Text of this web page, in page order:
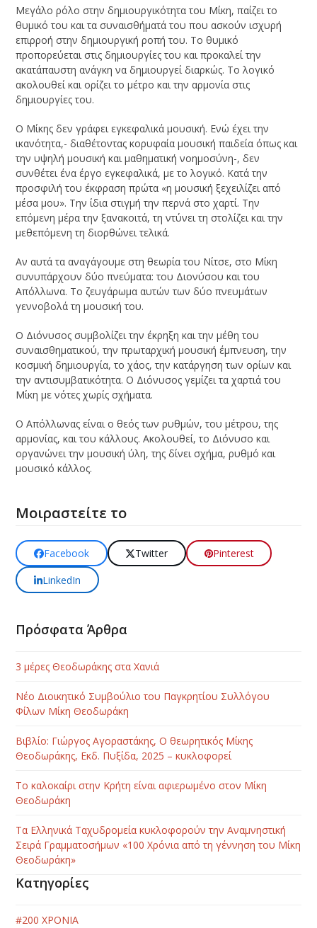
Μεγάλο ρόλο στην δημιουργικότητα του Μίκη, παίζει το
θυμικό του και τα συναισθήματά του που ασκούν ισχυρή
επιρροή στην δημιουργική ροπή του. Το θυμικό
προπορεύεται στις δημιουργίες του και προκαλεί την
ακατάπαυστη ανάγκη να δημιουργεί διαρκώς. Το λογικό
ακολουθεί και ορίζει το μέτρο και την αρμονία στις
δημιουργίες του.
Ο Μίκης δεν γράφει εγκεφαλικά μουσική. Ενώ έχει την
ικανότητα,- διαθέτοντας κορυφαία μουσική παιδεία όπως και
την υψηλή μουσική και μαθηματική νοημοσύνη-, δεν
συνθέτει ένα έργο εγκεφαλικά, με το λογικό. Κατά την
προσφιλή του έκφραση πρώτα «η μουσική ξεχειλίζει από
μέσα μου». Την ίδια στιγμή την περνά στο χαρτί. Την
επόμενη μέρα την ξανακοιτά, τη ντύνει τη στολίζει και την
μεθεπόμενη τη διορθώνει τελικά.
Αν αυτά τα αναγάγουμε στη θεωρία του Νίτσε, στο Μίκη
συνυπάρχουν δύο πνεύματα: του Διονύσου και του
Απόλλωνα. Το ζευγάρωμα αυτών των δύο πνευμάτων
γεννοβολά τη μουσική του.
Ο Διόνυσος συμβολίζει την έκρηξη και την μέθη του
συναισθηματικού, την πρωταρχική μουσική έμπνευση, την
κοσμική δημιουργία, το χάος, την κατάργηση των ορίων και
την αντισυμβατικότητα. Ο Διόνυσος γεμίζει τα χαρτιά του
Μίκη με νότες χωρίς σχήματα.
Ο Απόλλωνας είναι ο θεός των ρυθμών, του μέτρου, της
αρμονίας, και του κάλλους. Ακολουθεί, το Διόνυσο και
οργανώνει την μουσική ύλη, της δίνει σχήμα, ρυθμό και
μουσικό κάλλος.
Μοιραστείτε το
Facebook Twitter
Pinterest
LinkedIn
Πρόσφατα Άρθρα
3 μέρες Θεοδωράκης στα Χανιά
Νέο Διοικητικό Συμβούλιο του Παγκρητίου Συλλόγου
Φίλων Μίκη Θεοδωράκη
Βιβλίο: Γιώργος Αγοραστάκης, Ο θεωρητικός Μίκης
Θεοδωράκης, Εκδ. Πυξίδα, 2025 – κυκλοφορεί
Το καλοκαίρι στην Κρήτη είναι αφιερωμένο στον Μίκη
Θεοδωράκη
Τα Ελληνικά Ταχυδρομεία κυκλοφορούν την Αναμνηστική
Σειρά Γραμματοσήμων «100 Χρόνια από τη γέννηση του Μίκη
Θεοδωράκη»
Κατηγορίες
#200 ΧΡΟΝΙΑ